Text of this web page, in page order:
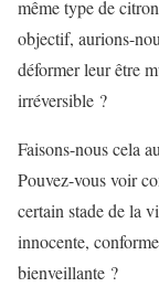
même type de
objectif, aurions-
déformer leur être
irréversible ?
Faisons-nous cela
Pouvez-vous voir
certain stade de la
innocente,
bienveillante ?